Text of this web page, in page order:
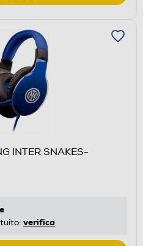
INTER SNAKES-
verifica